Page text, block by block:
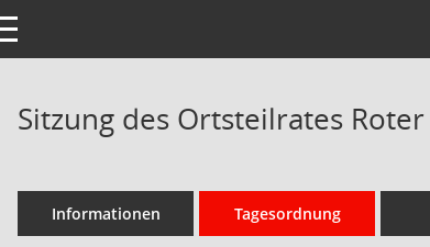
navigation
Sitzung des Ortsteilrates
Informationen Tagesordnung